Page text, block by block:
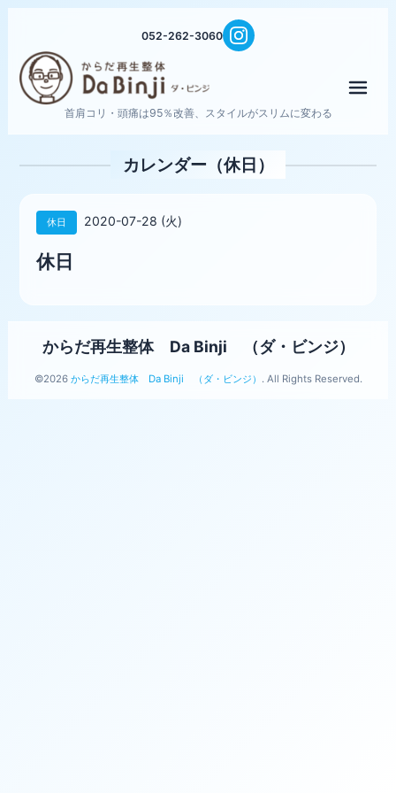
052-262-3060
首肩コリ・頭痛は95％改善、スタイルがスリムに変わる
カレンダー（休日）
休日 2020-07-28 (火)
休日
からだ再生整体 Da Binji （ダ・ビンジ）
©2026 からだ再生整体 Da Binji （ダ・ビンジ） . All Rights Reserved.